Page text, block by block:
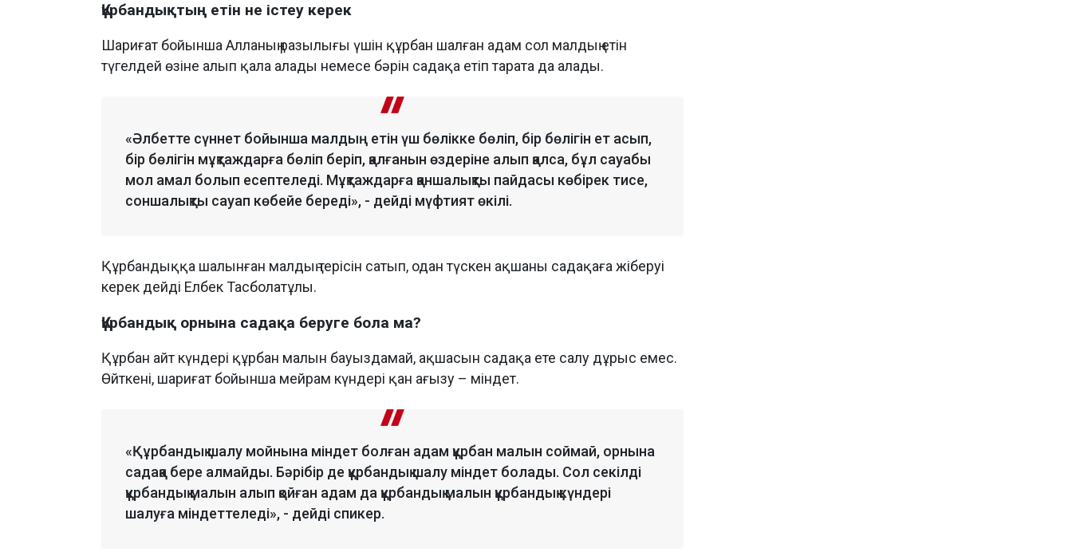
Құрбандықтың етін не істеу керек
Шариғат бойынша Алланың разылығы үшін құрбан шалған адам сол малдың етін
түгелдей өзіне алып қала алады немесе бәрін садақа етіп тарата да алады.
«Әлбетте сүннет бойынша малдың етін үш бөлікке бөліп, бір бөлігін ет асып,
бір бөлігін мұқтаждарға бөліп беріп, қалғанын өздеріне алып қалса, бұл сауабы
мол амал болып есептеледі. Мұқтаждарға қаншалықты пайдасы көбірек тисе,
соншалықты сауап көбейе береді», - дейді мүфтият өкілі.
Құрбандыққа шалынған малдың терісін сатып, одан түскен ақшаны садақаға жіберуі
керек дейді Елбек Тасболатұлы.
Құрбандық орнына садақа беруге бола ма?
Құрбан айт күндері құрбан малын бауыздамай, ақшасын садақа ете салу дұрыс емес.
Өйткені, шариғат бойынша мейрам күндері қан ағызу – міндет.
«Құрбандық шалу мойнына міндет болған адам құрбан малын соймай, орнына
садақа бере алмайды. Бәрібір де құрбандық шалу міндет болады. Сол секілді
құрбандық малын алып қойған адам да құрбандық малын құрбандық күндері
шалуға міндеттеледі», - дейді спикер.